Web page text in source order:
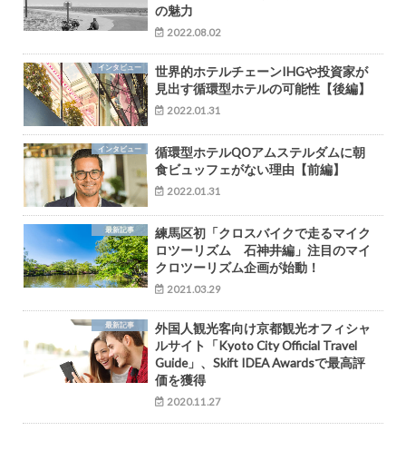
の魅力
2022.08.02
インタビュー
世界的ホテルチェーンIHGや投資家が
見出す循環型ホテルの可能性【後編】
2022.01.31
インタビュー
循環型ホテルQOアムステルダムに朝
食ビュッフェがない理由【前編】
2022.01.31
最新記事
練馬区初「クロスバイクで走るマイク
ロツーリズム 石神井編」注目のマイ
クロツーリズム企画が始動！
2021.03.29
最新記事
外国人観光客向け京都観光オフィシャ
ルサイト「Kyoto City Official Travel
Guide」、Skift IDEA Awardsで最高評
価を獲得
2020.11.27